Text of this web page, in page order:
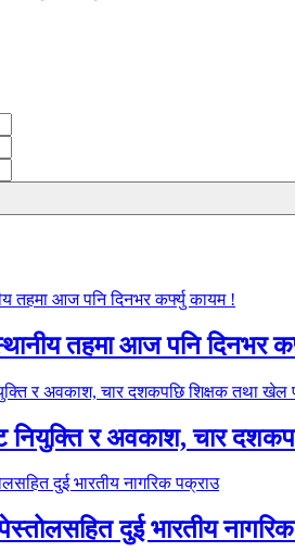
तहमा आज पनि दिनभर
नियुक्ति र अवकाश, चार
पेस्तोलसहित दुई भारतीय